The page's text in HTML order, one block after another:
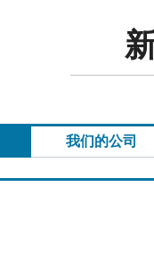
我们的公司